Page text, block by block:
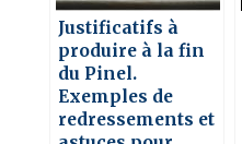
Justificatifs à
produire à la fin
du Pinel.
Exemples de
redressements et